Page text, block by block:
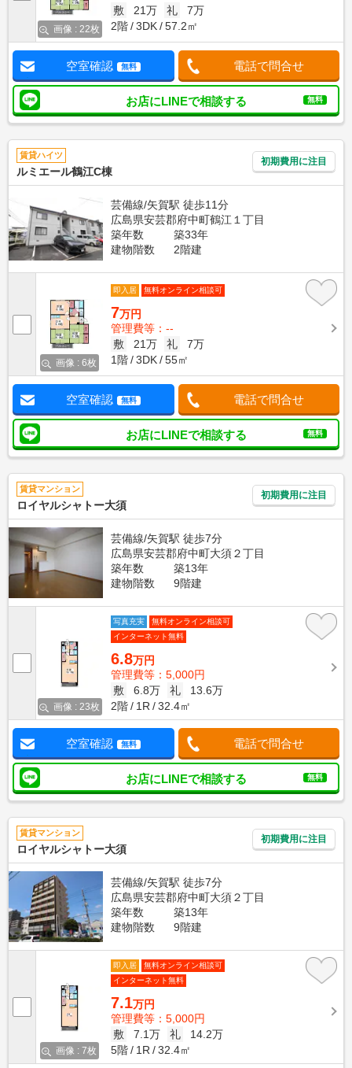
画像 : 22枚
敷
21万 礼
7万
2階
3DK 57.2㎡
空室確認 無料 電話で問合せ
お店にLINEで相談する 無料
賃貸ハイツ
ルミエール鶴江C棟
初期費用に注目
芸備線/矢賀駅 徒歩11分
広島県安芸郡府中町鶴江１丁目
築年数
築33年
建物階数
2階建
画像 : 6枚
即入居 無料オンライン相談可
7万円
管理費等：--
敷
21万 礼
7万
1階
3DK 55㎡
空室確認 無料 電話で問合せ
お店にLINEで相談する 無料
賃貸マンション
ロイヤルシャトー大須
初期費用に注目
芸備線/矢賀駅 徒歩7分
広島県安芸郡府中町大須２丁目
築年数
築13年
建物階数
9階建
画像 : 23枚
写真充実
無料オンライン相談可
インターネット無料
6.8万円
管理費等：5,000円
敷
6.8万 礼
13.6万
2階
1R 32.4㎡
空室確認 無料 電話で問合せ
お店にLINEで相談する 無料
賃貸マンション
ロイヤルシャトー大須
初期費用に注目
芸備線/矢賀駅 徒歩7分
広島県安芸郡府中町大須２丁目
築年数
築13年
建物階数
9階建
画像 : 7枚
即入居
無料オンライン相談可
インターネット無料
7.1万円
管理費等：5,000円
敷
7.1万 礼
14.2万
5階
1R 32.4㎡